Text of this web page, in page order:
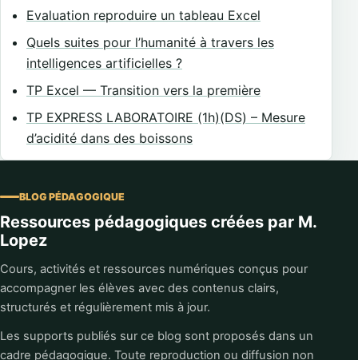
Evaluation reproduire un tableau Excel
Quels suites pour l’humanité à travers les
intelligences artificielles ?
TP Excel — Transition vers la première
TP EXPRESS LABORATOIRE (1h)(DS) – Mesure
d’acidité dans des boissons
BLOG PÉDAGOGIQUE
Ressources pédagogiques créées par M.
Lopez
Cours, activités et ressources numériques conçus pour
accompagner les élèves avec des contenus clairs,
structurés et régulièrement mis à jour.
Les supports publiés sur ce blog sont proposés dans un
cadre pédagogique. Toute reproduction ou diffusion non